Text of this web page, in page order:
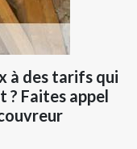
à des tarifs qui
Faites appel